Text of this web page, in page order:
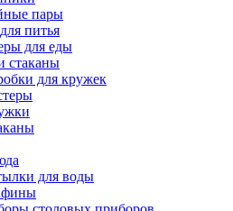
пары
питья
для еды
стаканы
для кружек
для воды